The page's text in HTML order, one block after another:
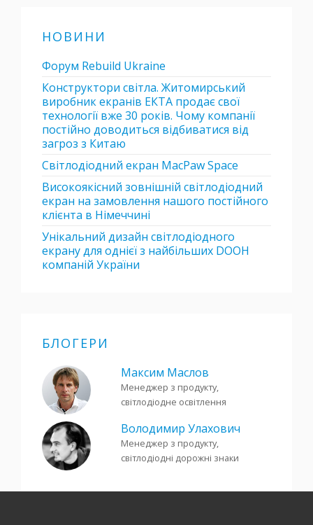
НОВИНИ
Форум Rebuild Ukraine
Конструктори світла. Житомирський
виробник екранів ЕКТА продає свої
технології вже 30 років. Чому компанії
постійно доводиться відбиватися від
загроз з Китаю
Світлодіодний екран MacPaw Space
Високоякісний зовнішній світлодіодний
екран на замовлення нашого постійного
клієнта в Німеччині
Унікальний дизайн світлодіодного
екрану для однієї з найбільших DOOH
компаній України
БЛОГЕРИ
Максим Маслов
Менеджер з продукту,
світлодіодне освітлення
Володимир Улахович
Менеджер з продукту,
світлодіодні дорожні знаки